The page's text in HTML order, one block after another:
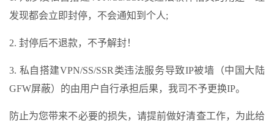
发现都会立即封停，不会通知到个人;
2. 封停后不退款，不予解封！
3. 私自搭建VPN/SS/SSR类违法服务导致IP被墙（中国大陆
GFW屏蔽）的由用户自行承担后果，我司不予更换IP。
防止为您带来不必要的损失，请提前做好清查工作，为此给